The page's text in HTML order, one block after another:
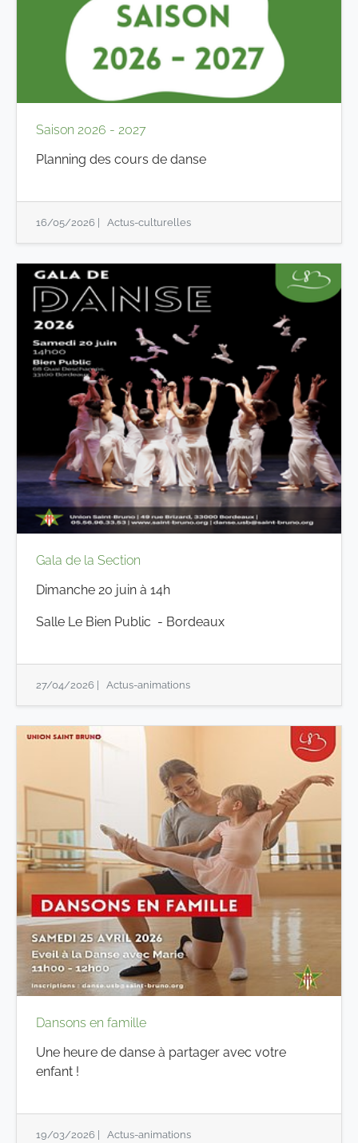
Saison 2026 - 2027
Planning des cours de danse
16/05/2026 | Actus-culturelles
Gala de la Section
Dimanche 20 juin à 14h
Salle Le Bien Public - Bordeaux
27/04/2026 Actus-animations
Dansons en famille
Une heure de danse à partager avec votre
enfant !
19/03/2026 Actus-animations